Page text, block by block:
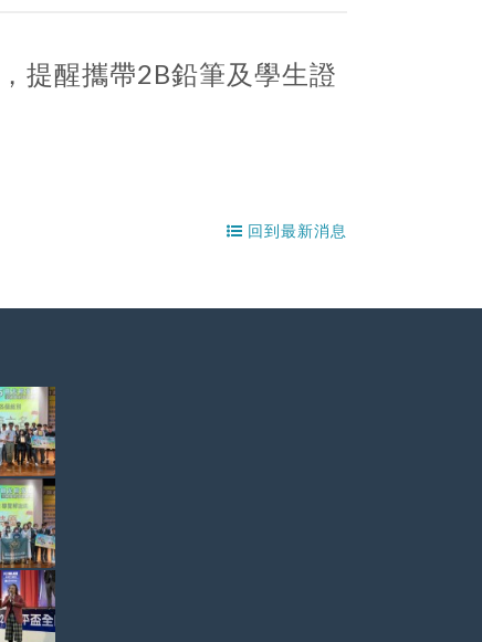
，提醒攜帶2B鉛筆及學生證
回到最新消息